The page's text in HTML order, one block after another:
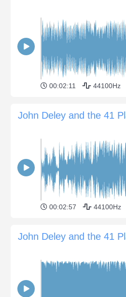
00:02:11 44100Hz
00:02:57 44100Hz